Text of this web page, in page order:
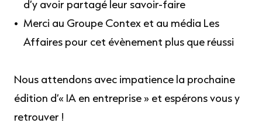
d’y avoir partagé leur savoir-faire
Merci au Groupe Contex et au média Les
Affaires pour cet évènement plus que réussi
Nous attendons avec impatience la prochaine
édition d’« IA en entreprise » et espérons vous y
retrouver !